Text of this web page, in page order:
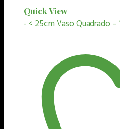
Quick View
- < 25cmVaso Quadrado –